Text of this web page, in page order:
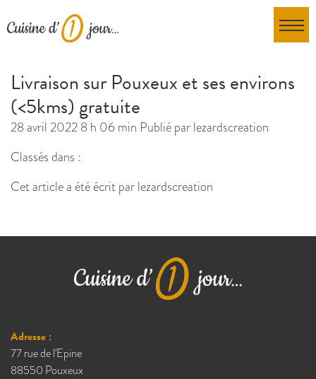
Livraison sur Pouxeux et ses environs
(<5kms) gratuite
28 avril 2022 8 h 06 min Publié parlezardscreation
Classés dans :
Cet article a été écrit par lezardscreation
Adresse :
77 rue de l'Epine
88550 Pouxeux